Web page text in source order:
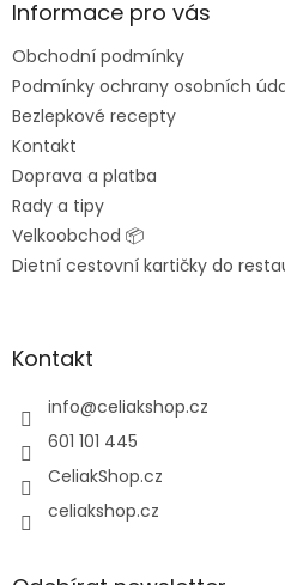
aInformace pro vás
Obchodní podmínky
Podmínky ochrany osobních
Bezlepkové recepty
Kontakt
Doprava a platba
Rady a tipy
Velkoobchod 📦
Dietní cestovní kartičky do
Kontakt
info@celiakshop.cz
601 101 445
CeliakShop.cz
celiakshop.cz